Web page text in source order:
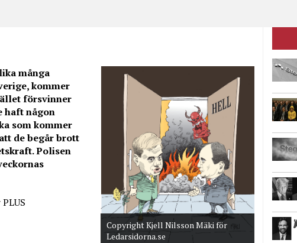
Copyright Kjell Nilsson Mäki för
Ledarsidorna.se
många
kommer
försvinner
haft någon
som kommer
de begår brott
Polisen